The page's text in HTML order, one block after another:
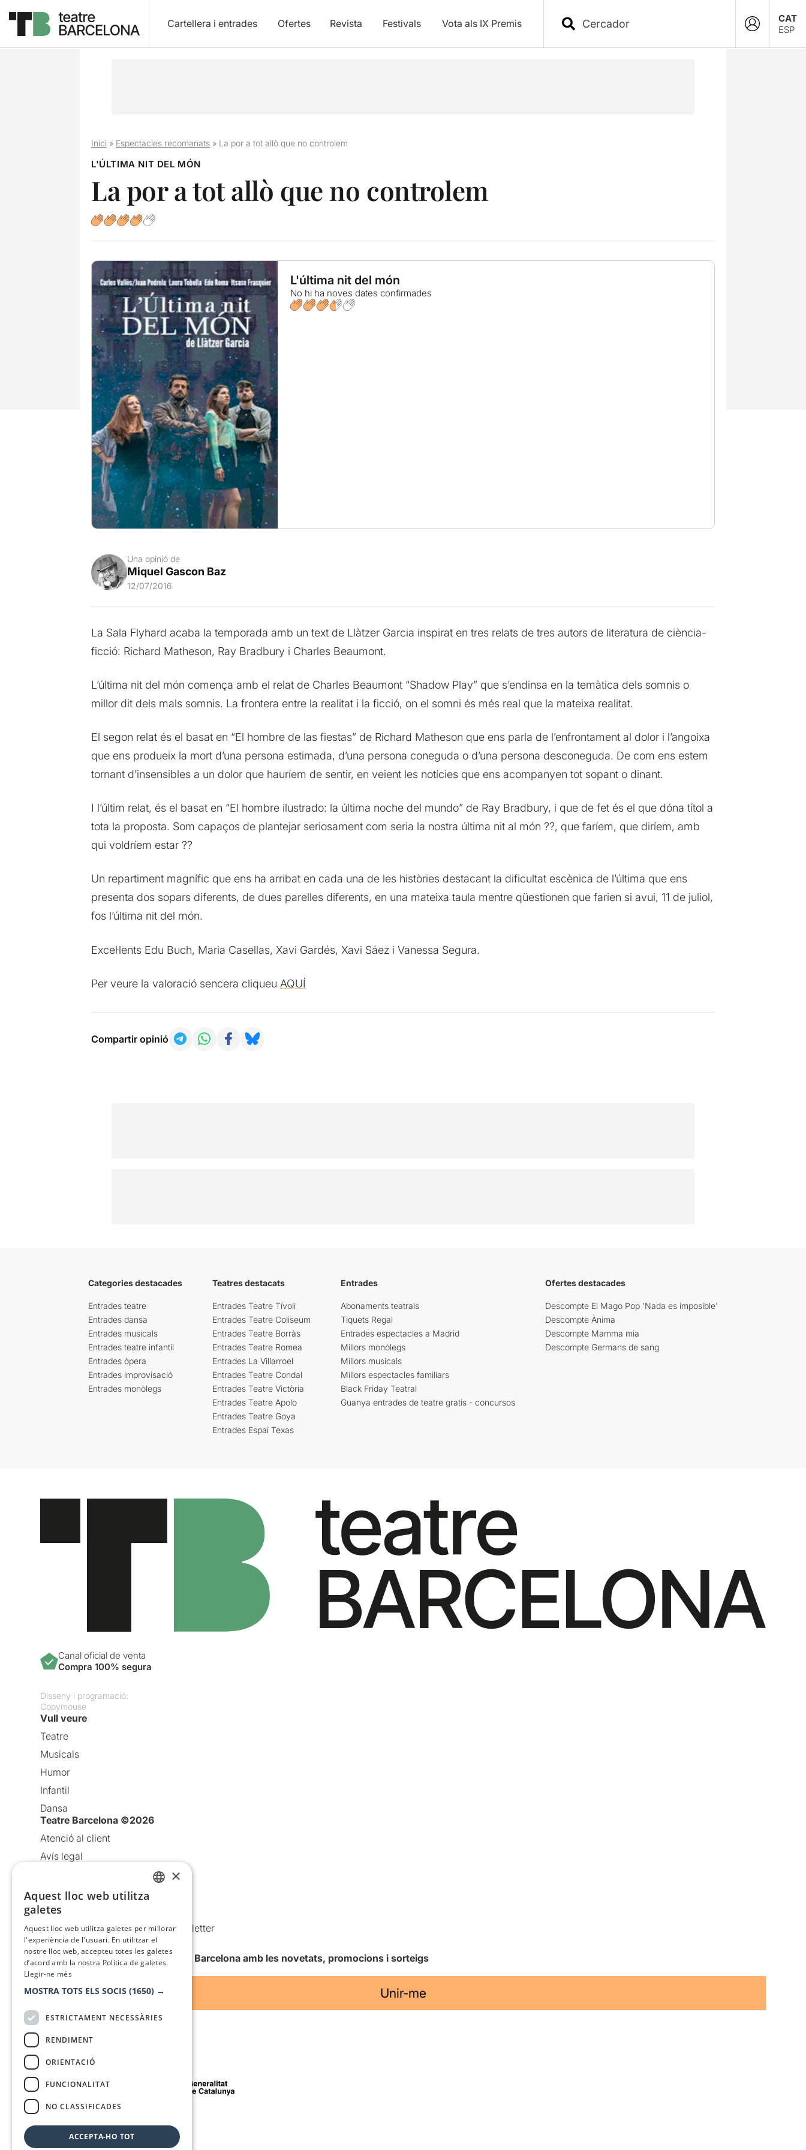
Cartellera i entrades Ofertes Revista Festivals Vota als IX Premis
CAT
ESP
Inici» Espectacles recomanats» La por a tot allò que no controlem
L'ÚLTIMA NIT DEL MÓN
La por a tot allò que no controlem
L'última nit del món
No hi ha noves dates confirmades
Una opinió de
Miquel Gascon Baz
12/07/2016
La Sala Flyhard acaba la temporada amb un text de Llàtzer Garcia inspirat en tres relats de tres autors de literatura de ciència-
ficció: Richard Matheson, Ray Bradbury i Charles Beaumont.
L’última nit del món comença amb el relat de Charles Beaumont “Shadow Play” que s’endinsa en la temàtica dels somnis o
millor dit dels mals somnis. La frontera entre la realitat i la ficció, on el somni és més real que la mateixa realitat.
El segon relat és el basat en “El hombre de las fiestas” de Richard Matheson que ens parla de l’enfrontament al dolor i l’angoixa
que ens produeix la mort d’una persona estimada, d’una persona coneguda o d’una persona desconeguda. De com ens estem
tornant d’insensibles a un dolor que hauríem de sentir, en veient les notícies que ens acompanyen tot sopant o dinant.
I l’últim relat, és el basat en “El hombre ilustrado: la última noche del mundo” de Ray Bradbury, i que de fet és el que dóna títol a
tota la proposta. Som capaços de plantejar seriosament com seria la nostra última nit al món ??, que faríem, que diríem, amb
qui voldríem estar ??
Un repartiment magnífic que ens ha arribat en cada una de les històries destacant la dificultat escènica de l’última que ens
presenta dos sopars diferents, de dues parelles diferents, en una mateixa taula mentre qüestionen que farien si avui, 11 de juliol,
fos l’última nit del món.
Excel·lents Edu Buch, Maria Casellas, Xavi Gardés, Xavi Sáez i Vanessa Segura.
Per veure la valoració sencera cliqueu AQUÍ
Compartir opinió
Categories destacades
Entrades teatre
Entrades dansa
Entrades musicals
Entrades teatre infantil
Entrades òpera
Entrades improvisació
Entrades monòlegs
Teatres destacats
Entrades Teatre Tívoli
Entrades Teatre Coliseum
Entrades Teatre Borràs
Entrades Teatre Romea
Entrades La Villarroel
Entrades Teatre Condal
Entrades Teatre Victòria
Entrades Teatre Apolo
Entrades Teatre Goya
Entrades Espai Texas
Entrades
Abonaments teatrals
Tiquets Regal
Entrades espectacles a Madrid
Millors monòlegs
Millors musicals
Millors espectacles familiars
Black Friday Teatral
Guanya entrades de teatre gratis - concursos
Ofertes destacades
Descompte El Mago Pop 'Nada es imposible'
Descompte Ànima
Descompte Mamma mia
Descompte Germans de sang
Canal oficial de venta
Compra 100% segura
Disseny i programació:
Copymouse
Vull veure
Teatre
Musicals
Humor
Infantil
Dansa
Teatre Barcelona ©2026
Atenció al client
Avís legal
Política de cookies
Condicions d’ús
Comunicacions comercials i Newsletter
Anuncia’t
Vull rebre la newsletter de Teatre Barcelona amb les novetats, promocions i sorteigs
Unir-me
Amb el suport de
×
Aquest lloc web utilitza
galetes
Aquest lloc web utilitza galetes per millorar
l'experiència de l'usuari. En utilitzar el
nostre lloc web, accepteu totes les galetes
d’acord amb la nostra Política de galetes.
Llegir-ne més
MOSTRA TOTS ELS SOCIS (1650) →
ESTRICTAMENT NECESSÀRIES
RENDIMENT
ORIENTACIÓ
FUNCIONALITAT
NO CLASSIFICADES
ACCEPTA-HO TOT